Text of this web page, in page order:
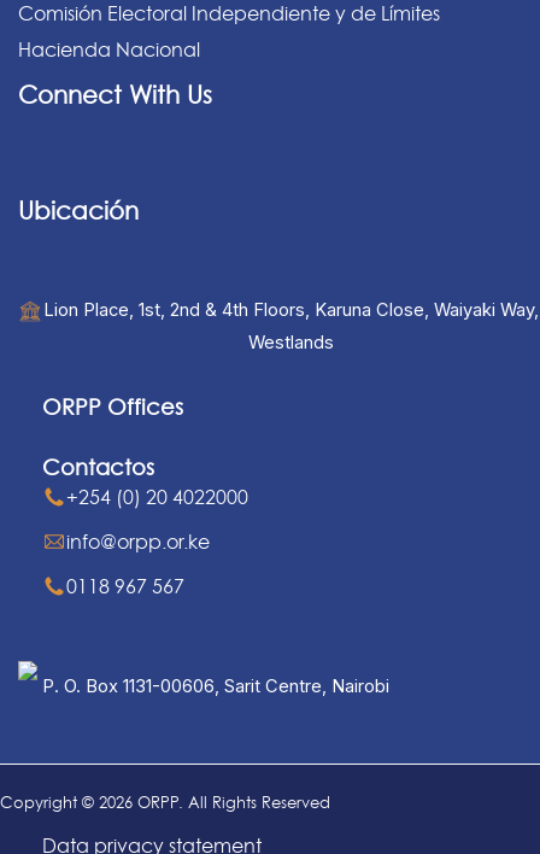
Comisión Electoral Independiente y de Límites
Hacienda Nacional
Connect With Us
Ubicación
Lion Place, 1st, 2nd & 4th Floors, Karuna Close, Waiyaki Way,
Westlands
ORPP Offices
Contactos
+254 (0) 20 4022000
info@orpp.or.ke
0118 967 567
P. O. Box 1131-00606, Sarit Centre, Nairobi
Copyright © 2026 ORPP. All Rights Reserved
Data privacy statement